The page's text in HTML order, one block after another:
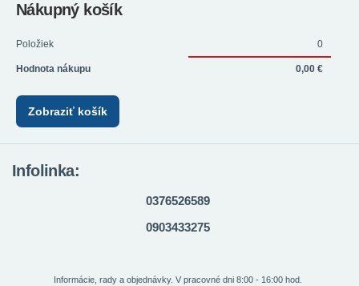
Nákupný košík
Položiek 0
Hodnota nákupu 0,00 €
Zobraziť košík
Infolinka:
0376526589
0903433275
Informácie, rady a objednávky. V pracovné dni 8:00 - 16:00 hod.